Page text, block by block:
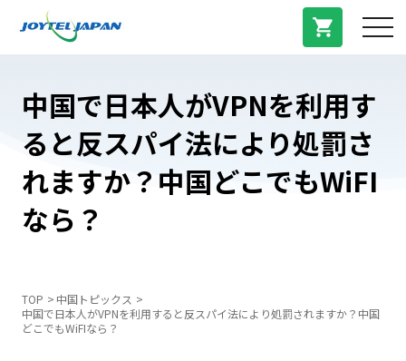
料金プラン
プラン/商品
中国トピックス
中国で日本人がVPNを利用す
ると反スパイ法により処罰さ
れますか？中国どこでもWiFI
なら？
TOP
中国トピックス
中国で日本人がVPNを利用すると反スパイ法により処罰されますか？中国
どこでもWiFIなら？